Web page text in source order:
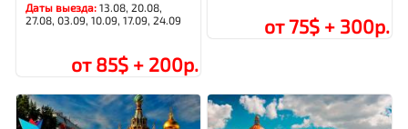
Даты выезда:13.08, 20.08,
27.08, 03.09, 10.09, 17.09, 24.09
от 85$ + 200р.
от 75$ + 300р.